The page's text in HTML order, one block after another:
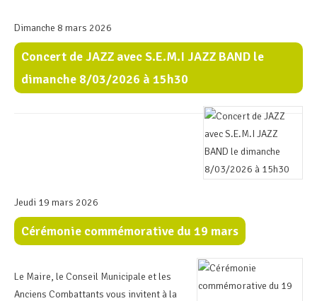
Dimanche 8 mars 2026
Concert de JAZZ avec S.E.M.I JAZZ BAND le
dimanche 8/03/2026 à 15h30
Jeudi 19 mars 2026
Cérémonie commémorative du 19 mars
Le Maire, le Conseil Municipale et les
Anciens Combattants vous invitent à la